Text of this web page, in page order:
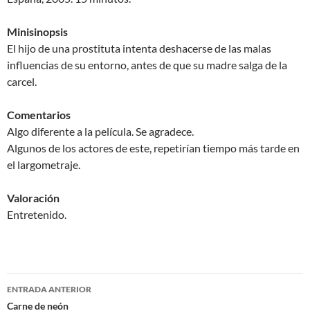
Minisinopsis
El hijo de una prostituta intenta deshacerse de las malas
influencias de su entorno, antes de que su madre salga de la
carcel.
Comentarios
Algo diferente a la película. Se agradece.
Algunos de los actores de este, repetirían tiempo más tarde en
el largometraje.
Valoración
Entretenido.
Navegación
de
ENTRADA ANTERIOR
Carne de neón